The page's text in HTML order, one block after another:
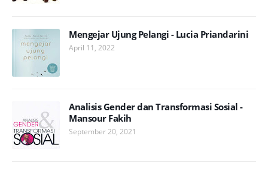
Mengejar Ujung Pelangi - Lucia Priandarini
April 11, 2022
Analisis Gender dan Transformasi Sosial -
Mansour Fakih
September 20, 2021